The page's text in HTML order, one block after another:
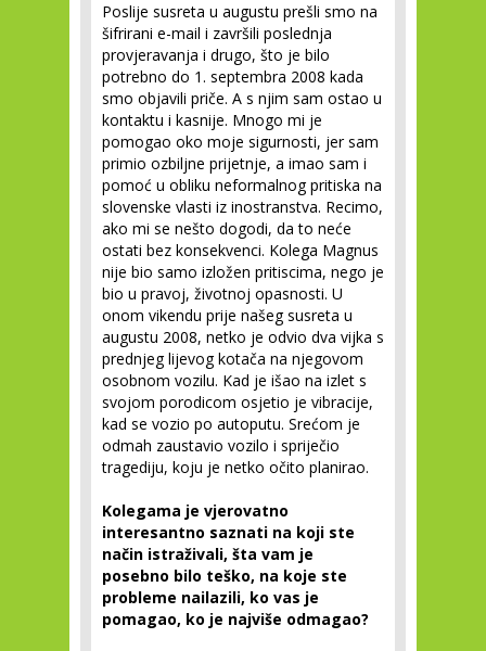
Poslije susreta u augustu prešli smo na
šifrirani e-mail i završili poslednja
provjeravanja i drugo, što je bilo
potrebno do 1. septembra 2008 kada
smo objavili priče. A s njim sam ostao u
kontaktu i kasnije. Mnogo mi je
pomogao oko moje sigurnosti, jer sam
primio ozbiljne prijetnje, a imao sam i
pomoć u obliku neformalnog pritiska na
slovenske vlasti iz inostranstva. Recimo,
ako mi se nešto dogodi, da to neće
ostati bez konsekvenci. Kolega Magnus
nije bio samo izložen pritiscima, nego je
bio u pravoj, životnoj opasnosti. U
onom vikendu prije našeg susreta u
augustu 2008, netko je odvio dva vijka s
prednjeg lijevog kotača na njegovom
osobnom vozilu. Kad je išao na izlet s
svojom porodicom osjetio je vibracije,
kad se vozio po autoputu. Srećom je
odmah zaustavio vozilo i spriječio
tragediju, koju je netko očito planirao.
Kolegama je vjerovatno
interesantno saznati na koji ste
način istraživali, šta vam je
posebno bilo teško, na koje ste
probleme nailazili, ko vas je
pomagao, ko je najviše odmagao?